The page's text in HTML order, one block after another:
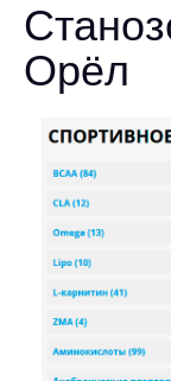
Орёл